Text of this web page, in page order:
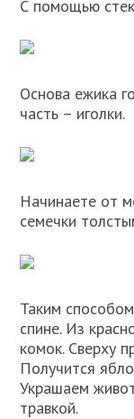
С помощью
Основа ежика
часть – иголки.
Начинаете от
семечки
Таким
спине. Из
комок. Сверху
Получится
Украшаем
травкой.